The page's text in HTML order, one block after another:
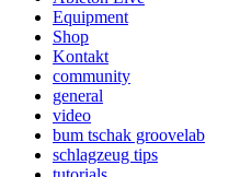
Equipment
Shop
Kontakt
community
general
video
bum tschak groovelab
schlagzeug tips